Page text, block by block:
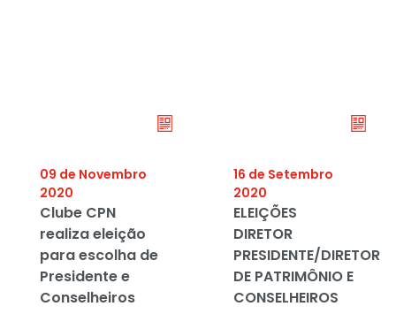
09 de Novembro
2020
Clube CPN
realiza eleição
para escolha de
Presidente e
Conselheiros
16 de Setembro
2020
ELEIÇÕES
DIRETOR
PRESIDENTE/DIRETOR
DE PATRIMÔNIO E
CONSELHEIROS